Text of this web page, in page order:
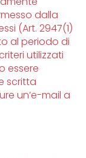
dalla
(Art. 2947(1)
al periodo di
utilizzati
essere
scritta
un’e-mail a